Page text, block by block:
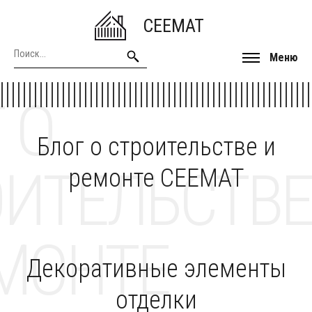
CEEMAT
Меню
Блог о строительстве и
ремонте CEEMAT
О
Декоративные элементы
отделки